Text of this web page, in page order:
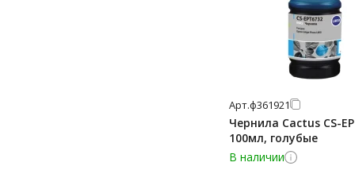
Арт.ф361921
Чернила Cactus CS-
100мл, голубые
В наличии